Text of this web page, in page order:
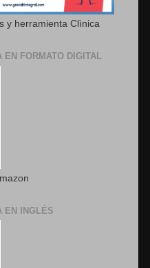
y herramienta Clìnica
EN FORMATO DIGITAL
EN INGLÉS